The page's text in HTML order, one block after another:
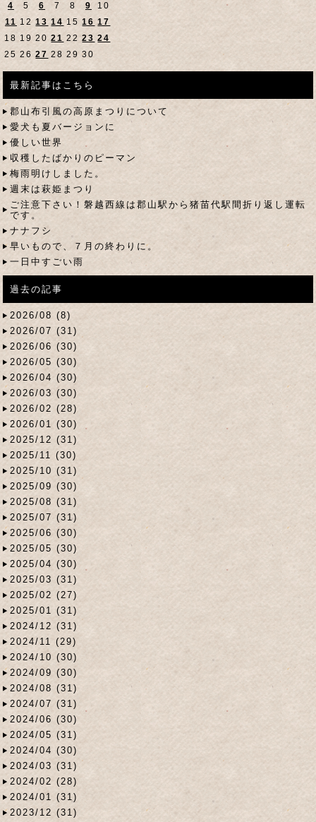
4
5 6 7 8 9
10
11 12 13 14 15 16 17
18 19 20 21 22 23 24
25 26 27 28 29 30
最新記事はこちら
郡山布引風の高原まつりについて
愛犬も夏バージョンに
優しい世界
収穫したばかりのピーマン
梅雨明けしました。
週末は萩姫まつり
ご注意下さい！磐越西線は郡山駅から猪苗代駅間折り返し運転
です。
ナナフシ
早いもので、７月の終わりに。
一日中すごい雨
過去の記事
2026/08 (8)
2026/07 (31)
2026/06 (30)
2026/05 (30)
2026/04 (30)
2026/03 (30)
2026/02 (28)
2026/01 (30)
2025/12 (31)
2025/11 (30)
2025/10 (31)
2025/09 (30)
2025/08 (31)
2025/07 (31)
2025/06 (30)
2025/05 (30)
2025/04 (30)
2025/03 (31)
2025/02 (27)
2025/01 (31)
2024/12 (31)
2024/11 (29)
2024/10 (30)
2024/09 (30)
2024/08 (31)
2024/07 (31)
2024/06 (30)
2024/05 (31)
2024/04 (30)
2024/03 (31)
2024/02 (28)
2024/01 (31)
2023/12 (31)